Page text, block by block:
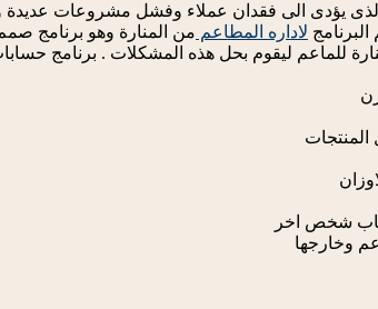
يؤدى الى فقدان عملاء وفشل مشروعات عديدة
لاداره المطاعم من المنارة وهو برنامج
للماعم ليقوم بحل هذه المشكلات . برنامج
شخص اخر
وخارجها